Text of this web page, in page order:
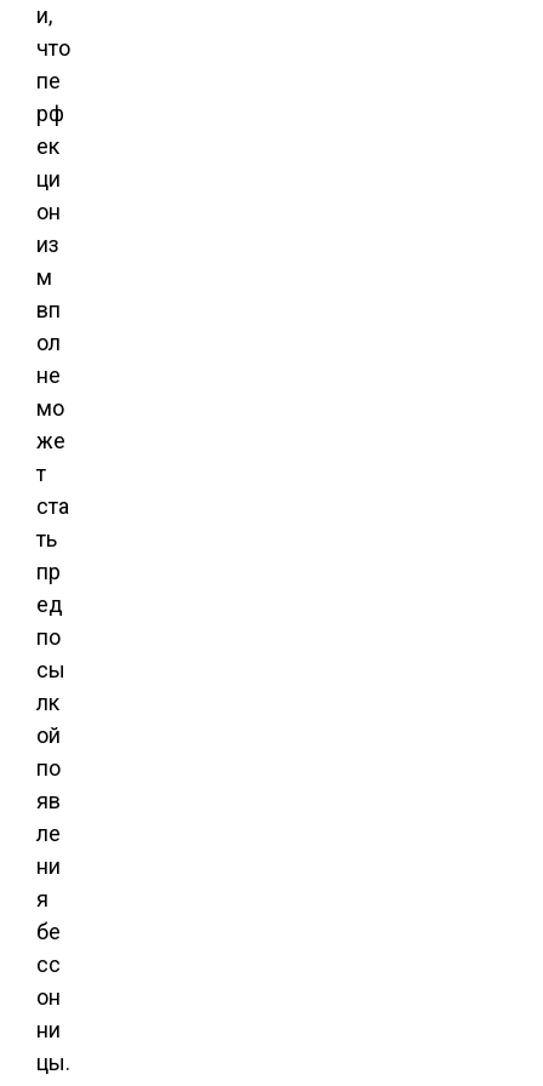
и,
что
пе
рф
ек
ци
он
из
м
вп
ол
не
мо
же
т
ста
ть
пр
ед
по
сы
лк
ой
по
яв
ле
ни
я
бе
сс
он
ни
цы.